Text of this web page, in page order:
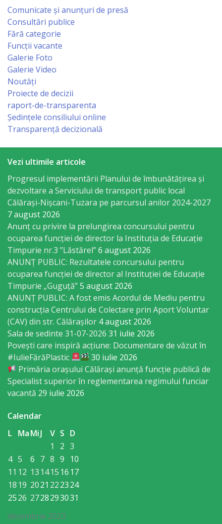
Planificare,
Economist
Primar
Viceprimarii
Specialist
Relații
cu
Publicul,
Operator
CISC
Organigrama
Regulament
Consiliul
local
Secretarul
Consiliului
Consilieri
Comisii
de
specialitate
Regulamentul
Consiliului
Dispoziții
Proiecte
Comunicate și anunțuri de presă
Consultări publice
Fără categorie
Funcții vacante
Galerie Foto
Galerie Video
Noutăți
Proiecte de decizii
raport-de-transparenta
Ședințele consiliului online
Transparență decizională
Vezi ultimile articole
Progresul implementării Planului de îmbunătățirea și
dezvoltare a Serviciului de transport public local
Călărași-Nișcani-Tuzara pe parcursul anilor 2024-2027
7 august 2026
Anunț cu privire la prelungirea concursului pentru
ocuparea funcţiei de director la Instituția de Educație
Timpurie nr.3 ”Lăstărel”6 august 2026
ANUNȚ PUBLIC: Rezultatele concursului pentru
ocuparea funcției de director al Instituției de Educație
Timpurie „Guguță”5 august 2026
ANUNȚ PUBLIC: A fost emis Acordul de Mediu pentru
construcția Centrului de Colectare prin Aport Voluntar
(CAV) din str. Călărașilor 4 august 2026
Sala de sedinte 31-07-2026 31 iulie 2026
Povești care inspiră acțiune: Documentare de văzut în
#IulieFărăPlastic
30 iulie 2026
Primăria orașului Călărași anunță funcție publică de
Specialist superior în reglementarea regimului funciar
vacantă 29 iulie 2026
Calendar
decembrie 2023
L MaMiJ V S D
1
2 3
4 5 6 7 8 9
10
11 12 13 1415 16 17
18 19 2021 222324
2526 2728293031